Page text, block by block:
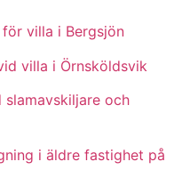
villa i Bergsjön
villa i Örnsköldsvik
och
i äldre fastighet på